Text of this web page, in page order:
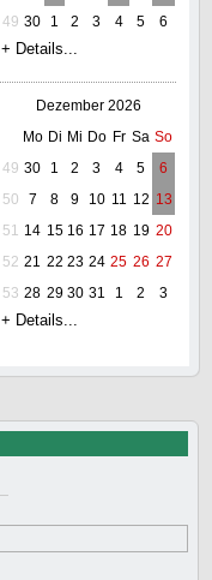
49 30 1 2 3 4 5 6
+ Details...
Dezember 2026
Mo Di Mi Do Fr Sa So
49 30 1 2 3 4 5
6
50
7 8 9 10 11 12 13
51 14 15 16 17 18 19 20
52 21 22 23 24 25 26 27
53 28 29 30 31 1 2 3
+ Details...